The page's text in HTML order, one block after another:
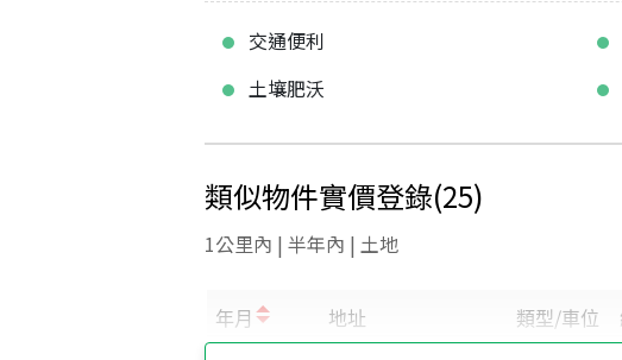
交通便利
土壤肥沃
類似物件實價登錄(25)
1公里內 | 半年內 | 土地